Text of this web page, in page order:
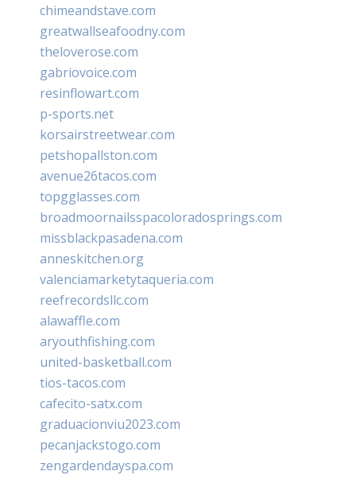
chimeandstave.com
greatwallseafoodny.com
theloverose.com
gabriovoice.com
resinflowart.com
p-sports.net
korsairstreetwear.com
petshopallston.com
avenue26tacos.com
topgglasses.com
broadmoornailsspacoloradosprings.com
missblackpasadena.com
anneskitchen.org
valenciamarketytaqueria.com
reefrecordsllc.com
alawaffle.com
aryouthfishing.com
united-basketball.com
tios-tacos.com
cafecito-satx.com
graduacionviu2023.com
pecanjackstogo.com
zengardendayspa.com